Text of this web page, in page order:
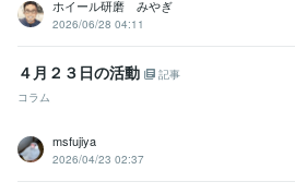
ホイール研磨 みやぎ
2026/06/28 04:11
４月２３日の活動
記事
コラム
msfujiya
2026/04/23 02:37